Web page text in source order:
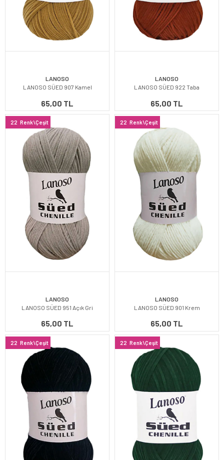
LANOSO
LANOSO SÜED 907 Kamel
65,00 TL
LANOSO
LANOSO SÜED 922 Taba
65,00 TL
22 Renk\Çeşit
LANOSO
LANOSO SÜED 951 Açık Gri
65,00 TL
22 Renk\Çeşit
LANOSO
LANOSO SÜED 901 Krem
65,00 TL
22 Renk\Çeşit 22 Renk\Çeşit